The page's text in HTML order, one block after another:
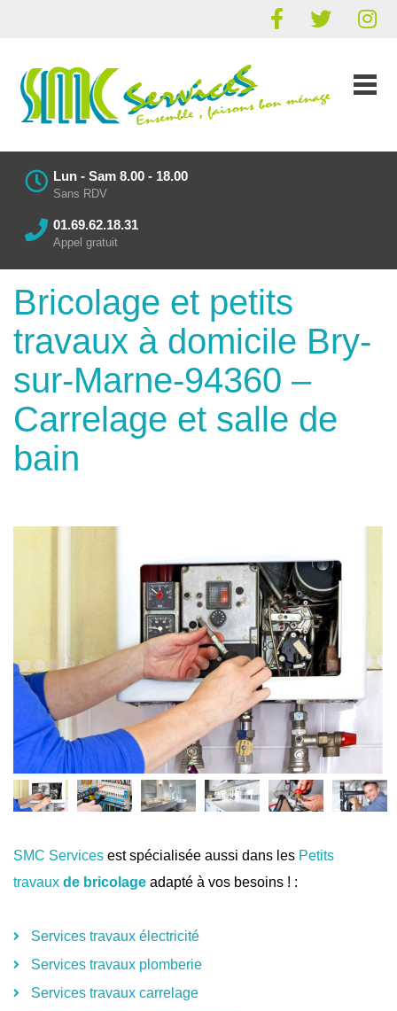
Lun - Sam 8.00 - 18.00
Sans RDV
01.69.62.18.31
Appel gratuit
Bricolage et petits
travaux à domicile Bry-
sur-Marne-94360 –
Carrelage et salle de
bain
SMC Services est spécialisée aussi dans les Petits
travaux de bricolage adapté à vos besoins ! :
Services travaux électricité
Services travaux plomberie
Services travaux carrelage